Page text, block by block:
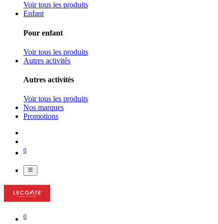
Voir tous les produits
Enfant
Pour enfant
Voir tous les produits
Autres activités
Autres activités
Voir tous les produits
Nos marques
Promotions
0
0